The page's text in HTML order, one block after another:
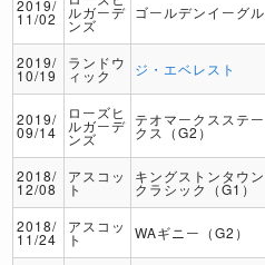
2019/
11/02 ルガーデ
ンズ
ゴールデンイーグル
2019/
10/19
ランドウ
ィック ジ・エベレスト
2019/
09/14
ローズヒ
ルガーデ
ンズ
テオマークスステー
クス（G2）
2018/
12/08
アスコッ
ト
キングストンタウン
クラシック（G1）
2018/
11/24
アスコッ
ト WAギニー（G2）